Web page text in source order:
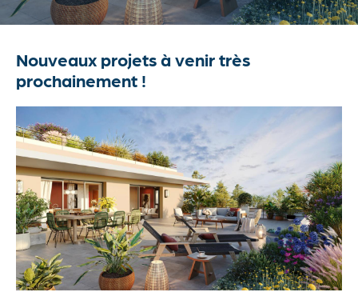
Actualités
Contact
Nouveaux projets à venir très
prochainement !